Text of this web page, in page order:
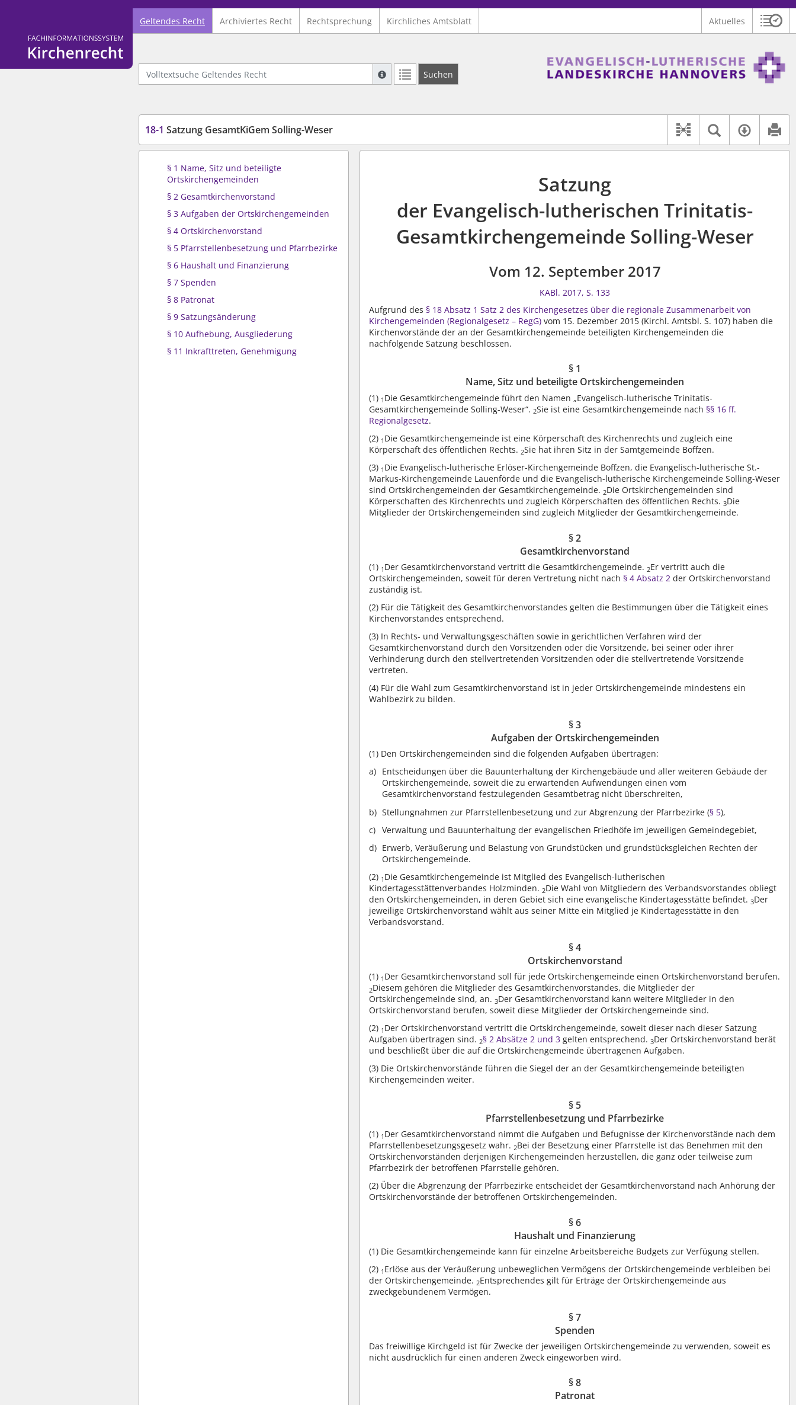
Logo Fachinformationssystem Kirchenrecht
Geltendes Recht Archiviertes Recht Rechtsprechung Kirchliches Amtsblatt Aktuelles
Volltextsuche Geltendes Recht
Suche mit Platzhalter "*", Bsp. Pfarrer*, findet auch: "Pfarrerinitiative" oder "Pfarrerausschuss".
Suchen
18-1 Satzung GesamtKiGem Solling-Weser
Dokument-
Textsuche
§ 1 Name, Sitz und beteiligte
Ortskirchengemeinden
§ 2 Gesamtkirchenvorstand
§ 3 Aufgaben der Ortskirchengemeinden
§ 4 Ortskirchenvorstand
§ 5 Pfarrstellenbesetzung und Pfarrbezirke
§ 6 Haushalt und Finanzierung
§ 7 Spenden
§ 8 Patronat
§ 9 Satzungsänderung
§ 10 Aufhebung, Ausgliederung
§ 11 Inkrafttreten, Genehmigung
Satzung
der Evangelisch-lutherischen Trinitatis-
Gesamtkirchengemeinde Solling-Weser
Vom 12. September 2017
KABl. 2017, S. 133
Aufgrund des § 18 Absatz 1 Satz 2 des Kirchengesetzes über die regionale Zusammenarbeit von
Kirchengemeinden (Regionalgesetz – RegG) vom 15. Dezember 2015 (Kirchl. Amtsbl. S. 107) haben die
Kirchenvorstände der an der Gesamtkirchengemeinde beteiligten Kirchengemeinden die
nachfolgende Satzung beschlossen.
§ 1
Name, Sitz und beteiligte Ortskirchengemeinden
(1) 1 Die Gesamtkirchengemeinde führt den Namen „Evangelisch-lutherische Trinitatis-
Gesamtkirchengemeinde Solling-Weser“. 2Sie ist eine Gesamtkirchengemeinde nach §§ 16 ff.
Regionalgesetz.
(2) 1 Die Gesamtkirchengemeinde ist eine Körperschaft des Kirchenrechts und zugleich eine
Körperschaft des öffentlichen Rechts. 2Sie hat ihren Sitz in der Samtgemeinde Boffzen.
(3) 1 Die Evangelisch-lutherische Erlöser-Kirchengemeinde Boffzen, die Evangelisch-lutherische St.-
Markus-Kirchengemeinde Lauenförde und die Evangelisch-lutherische Kirchengemeinde Solling-Weser
sind Ortskirchengemeinden der Gesamtkirchengemeinde. 2Die Ortskirchengemeinden sind
Körperschaften des Kirchenrechts und zugleich Körperschaften des öffentlichen Rechts.3Die
Mitglieder der Ortskirchengemeinden sind zugleich Mitglieder der Gesamtkirchengemeinde.
§ 2
Gesamtkirchenvorstand
(1) 1 Der Gesamtkirchenvorstand vertritt die Gesamtkirchengemeinde. 2Er vertritt auch die
Ortskirchengemeinden, soweit für deren Vertretung nicht nach § 4 Absatz 2 der Ortskirchenvorstand
zuständig ist.
(2) Für die Tätigkeit des Gesamtkirchenvorstandes gelten die Bestimmungen über die Tätigkeit eines
Kirchenvorstandes entsprechend.
(3) In Rechts- und Verwaltungsgeschäften sowie in gerichtlichen Verfahren wird der
Gesamtkirchenvorstand durch den Vorsitzenden oder die Vorsitzende, bei seiner oder ihrer
Verhinderung durch den stellvertretenden Vorsitzenden oder die stellvertretende Vorsitzende
vertreten.
(4) Für die Wahl zum Gesamtkirchenvorstand ist in jeder Ortskirchengemeinde mindestens ein
Wahlbezirk zu bilden.
§ 3
Aufgaben der Ortskirchengemeinden
(1) Den Ortskirchengemeinden sind die folgenden Aufgaben übertragen:
Entscheidungen über die Bauunterhaltung der Kirchengebäude und aller weiteren Gebäude der
Ortskirchengemeinde, soweit die zu erwartenden Aufwendungen einen vom
Gesamtkirchenvorstand festzulegenden Gesamtbetrag nicht überschreiten,
Stellungnahmen zur Pfarrstellenbesetzung und zur Abgrenzung der Pfarrbezirke (§ 5),
Verwaltung und Bauunterhaltung der evangelischen Friedhöfe im jeweiligen Gemeindegebiet,
Erwerb, Veräußerung und Belastung von Grundstücken und grundstücksgleichen Rechten der
Ortskirchengemeinde.
(2) 1 Die Gesamtkirchengemeinde ist Mitglied des Evangelisch-lutherischen
Kindertagesstättenverbandes Holzminden. 2Die Wahl von Mitgliedern des Verbandsvorstandes obliegt
den Ortskirchengemeinden, in deren Gebiet sich eine evangelische Kindertagesstätte befindet.3Der
jeweilige Ortskirchenvorstand wählt aus seiner Mitte ein Mitglied je Kindertagesstätte in den
Verbandsvorstand.
§ 4
Ortskirchenvorstand
(1) 1 Der Gesamtkirchenvorstand soll für jede Ortskirchengemeinde einen Ortskirchenvorstand berufen.
2Diesem gehören die Mitglieder des Gesamtkirchenvorstandes, die Mitglieder der
Ortskirchengemeinde sind, an.3Der Gesamtkirchenvorstand kann weitere Mitglieder in den
Ortskirchenvorstand berufen, soweit diese Mitglieder der Ortskirchengemeinde sind.
(2) 1 Der Ortskirchenvorstand vertritt die Ortskirchengemeinde, soweit dieser nach dieser Satzung
Aufgaben übertragen sind. 2§ 2 Absätze 2 und 3 gelten entsprechend.3Der Ortskirchenvorstand berät
und beschließt über die auf die Ortskirchengemeinde übertragenen Aufgaben.
(3) Die Ortskirchenvorstände führen die Siegel der an der Gesamtkirchengemeinde beteiligten
Kirchengemeinden weiter.
§ 5
Pfarrstellenbesetzung und Pfarrbezirke
(1) 1 Der Gesamtkirchenvorstand nimmt die Aufgaben und Befugnisse der Kirchenvorstände nach dem
Pfarrstellenbesetzungsgesetz wahr. 2Bei der Besetzung einer Pfarrstelle ist das Benehmen mit den
Ortskirchenvorständen derjenigen Kirchengemeinden herzustellen, die ganz oder teilweise zum
Pfarrbezirk der betroffenen Pfarrstelle gehören.
(2) Über die Abgrenzung der Pfarrbezirke entscheidet der Gesamtkirchenvorstand nach Anhörung der
Ortskirchenvorstände der betroffenen Ortskirchengemeinden.
§ 6
Haushalt und Finanzierung
(1) Die Gesamtkirchengemeinde kann für einzelne Arbeitsbereiche Budgets zur Verfügung stellen.
(2) 1 Erlöse aus der Veräußerung unbeweglichen Vermögens der Ortskirchengemeinde verbleiben bei
der Ortskirchengemeinde. 2Entsprechendes gilt für Erträge der Ortskirchengemeinde aus
zweckgebundenem Vermögen.
§ 7
Spenden
Das freiwillige Kirchgeld ist für Zwecke der jeweiligen Ortskirchengemeinde zu verwenden, soweit es
nicht ausdrücklich für einen anderen Zweck eingeworben wird.
§ 8
Patronat